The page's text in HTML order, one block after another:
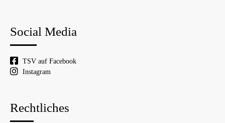
Social Media
TSV auf Facebook
Instagram
Rechtliches